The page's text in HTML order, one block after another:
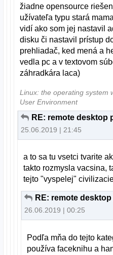
žiadne opensource
užívateľa typu stará
vidí ako som jej nastavil
disku či nastavil prístup
prehliadač, ked mená a
vedla pc a v textovom
záhradkára laca)
Linux: the operating system
User Environment
25.06.2019 | 21:45
a to sa tu vsetci tvarite
takto rozmysla vacsina,
tejto "vyspelej"
26.06.2019 | 00:25
Podľa mňa do tejto
používa faceknihu a